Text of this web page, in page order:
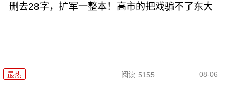
删去28字，扩军一整本！高市的把戏骗不了东大
最热 阅读 5155 08-06